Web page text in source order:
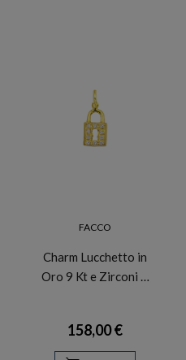
FACCO
Charm Lucchetto in
Oro 9 Kt e Zirconi …
158,00 €